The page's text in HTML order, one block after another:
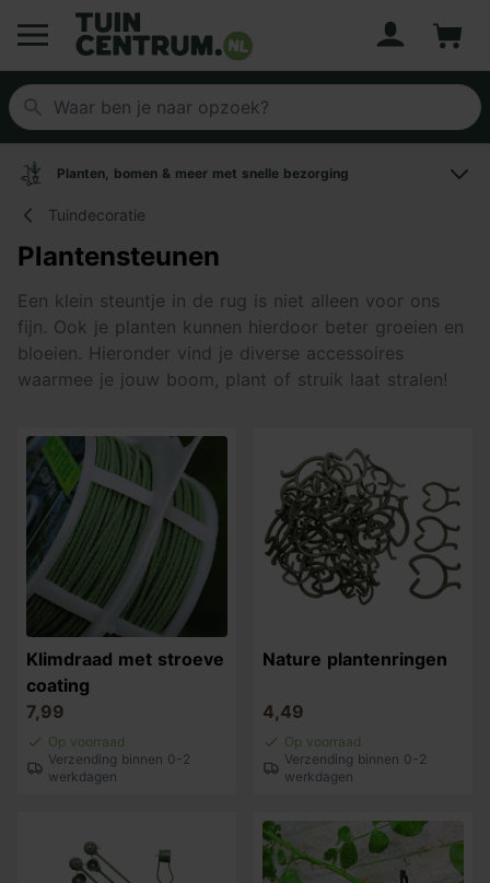
Logo Tuincentrum.nl
Planten, bomen & meer met snelle bezorging
Tuindecoratie
Plantensteunen
Een klein steuntje in de rug is niet alleen voor ons
fijn. Ook je planten kunnen hierdoor beter groeien en
bloeien. Hieronder vind je diverse accessoires
waarmee je jouw boom, plant of struik laat stralen!
Klimdraad met stroeve
coating
7,99
Op voorraad
Verzending binnen 0-2
werkdagen
Nature plantenringen
4,49
Op voorraad
Verzending binnen 0-2
werkdagen